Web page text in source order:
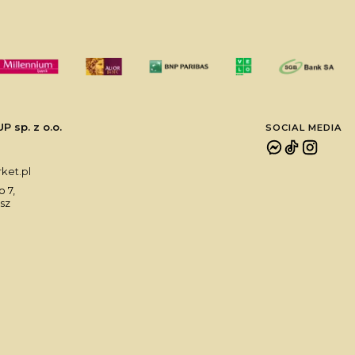
sp. z o.o.
7,
SOCIAL MEDIA